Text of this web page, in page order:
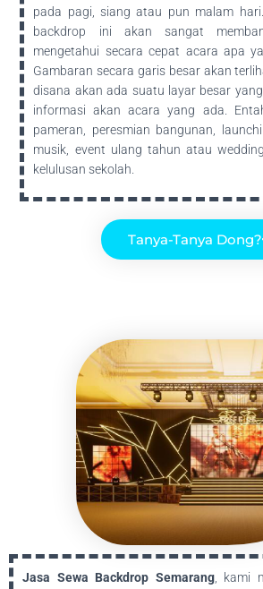
pada pagi, siang atau pun malam
backdrop ini akan sangat
mengetahui secara cepat acara apa
Gambaran secara garis besar akan
disana akan ada suatu layar besar
informasi akan acara yang ada.
pameran, peresmian bangunan,
musik, event ulang tahun atau
kelulusan sekolah.
Tanya-Tanya Dong?
Jasa Sewa Backdrop Semarang, kami